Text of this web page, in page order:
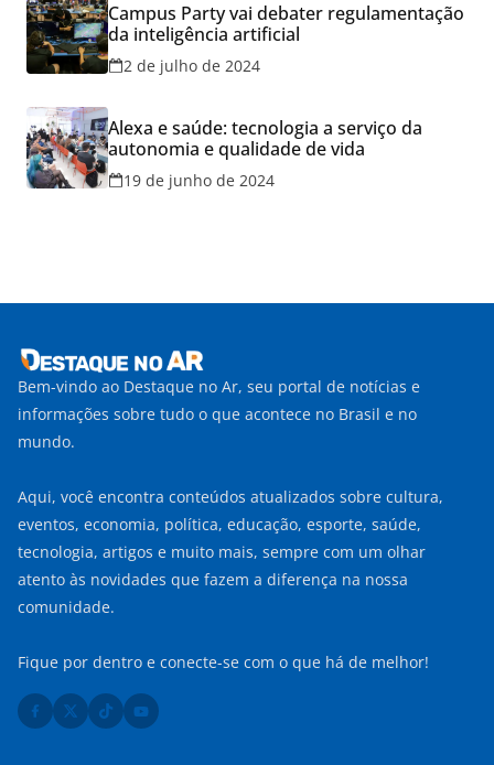
Campus Party vai debater regulamentação
da inteligência artificial
2 de julho de 2024
Alexa e saúde: tecnologia a serviço da
autonomia e qualidade de vida
19 de junho de 2024
Bem-vindo ao Destaque no Ar, seu portal de notícias e
informações sobre tudo o que acontece no Brasil e no
mundo.
Aqui, você encontra conteúdos atualizados sobre cultura,
eventos, economia, política, educação, esporte, saúde,
tecnologia, artigos e muito mais, sempre com um olhar
atento às novidades que fazem a diferença na nossa
comunidade.
Fique por dentro e conecte-se com o que há de melhor!